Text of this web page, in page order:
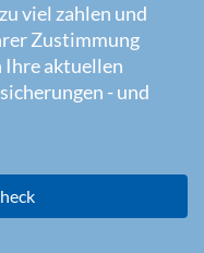
viel zahlen und
Zustimmung
Ihre aktuellen
- und